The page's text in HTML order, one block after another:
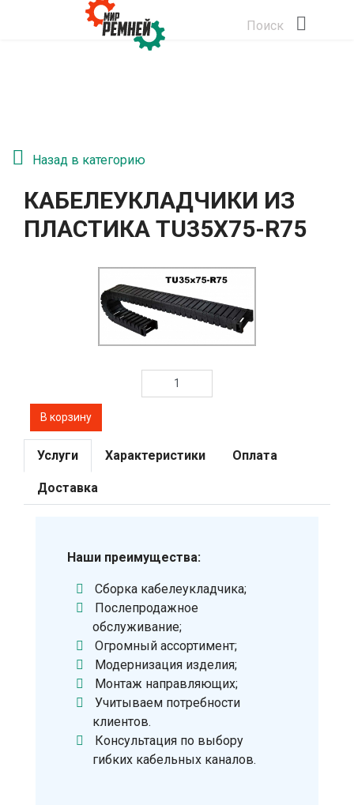
Поиск
Назад в категорию
КАБЕЛЕУКЛАДЧИКИ ИЗ
ПЛАСТИКА TU35X75-R75
Услуги Характеристики Оплата
Доставка
Наши преимущества:
Сборка кабелеукладчика;
Послепродажное
обслуживание;
Огромный ассортимент;
Модернизация изделия;
Монтаж направляющих;
Учитываем потребности
клиентов.
Консультация по выбору
гибких кабельных каналов.